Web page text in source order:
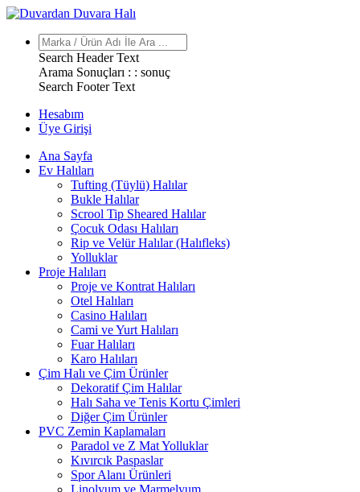
Search Header Text
Arama Sonuçları : : sonuç
Search Footer Text
Hesabım
Üye Girişi
Ana Sayfa
Ev Halıları
Tufting (Tüylü) Halılar
Bukle Halılar
Scrool Tip Sheared Halılar
Çocuk Odası Halıları
Rip ve Velür Halılar (Halıfleks)
Yolluklar
Proje Halıları
Proje ve Kontrat Halıları
Otel Halıları
Casino Halıları
Cami ve Yurt Halıları
Fuar Halıları
Karo Halıları
Çim Halı ve Çim Ürünler
Dekoratif Çim Halılar
Halı Saha ve Tenis Kortu Çimleri
Diğer Çim Ürünler
PVC Zemin Kaplamaları
Paradol ve Z Mat Yolluklar
Kıvırcık Paspaslar
Spor Alanı Ürünleri
Linolyum ve Marmelyum